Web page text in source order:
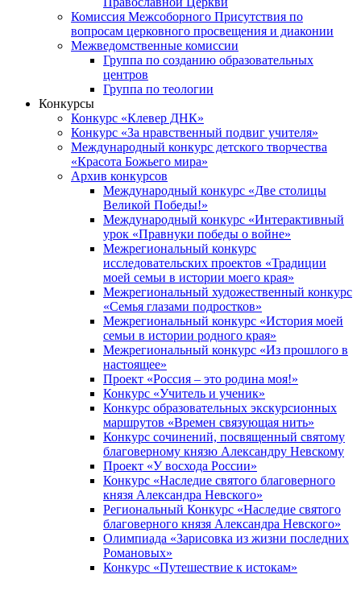
Комиссия Межсоборного Присутствия по
вопросам церковного просвещения и диаконии
Межведомственные комиссии
Группа по созданию образовательных
центров
Группа по теологии
Конкурсы
Конкурс «Клевер ДНК»
Конкурс «За нравственный подвиг учителя»
Международный конкурс детского творчества
«Красота Божьего мира»
Архив конкурсов
Международный конкурс «Две столицы
Великой Победы!»
Международный конкурс «Интерактивный
урок «Правнуки победы о войне»
Межрегиональный конкурс
исследовательских проектов «Традиции
моей семьи в истории моего края»
Межрегиональный художественный конкурс
«Семья глазами подростков»
Межрегиональный конкурс «История моей
семьи в истории родного края»
Межрегиональный конкурс «Из прошлого в
настоящее»
Проект «Россия – это родина моя!»
Конкурс «Учитель и ученик»
Конкурс образовательных экскурсионных
маршрутов «Времен связующая нить»
Конкурс сочинений, посвященный святому
благоверному князю Александру Невскому
Проект «У восхода России»
Конкурс «Наследие святого благоверного
князя Александра Невского»
Региональный Конкурс «Наследие святого
благоверного князя Александра Невского»
Олимпиада «Зарисовка из жизни последних
Романовых»
Конкурс «Путешествие к истокам»